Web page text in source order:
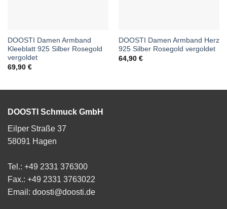
DOOSTI Damen Armband
Kleeblatt 925 Silber Rosegold
vergoldet
69,90 €
DOOSTI Damen Armband Herz
925 Silber Rosegold vergoldet
64,90 €
DOOSTI Schmuck GmbH
Eilper Straße 37
58091 Hagen
Tel.: +49 2331 376300
Fax.: +49 2331 3763022
Email: doosti@doosti.de